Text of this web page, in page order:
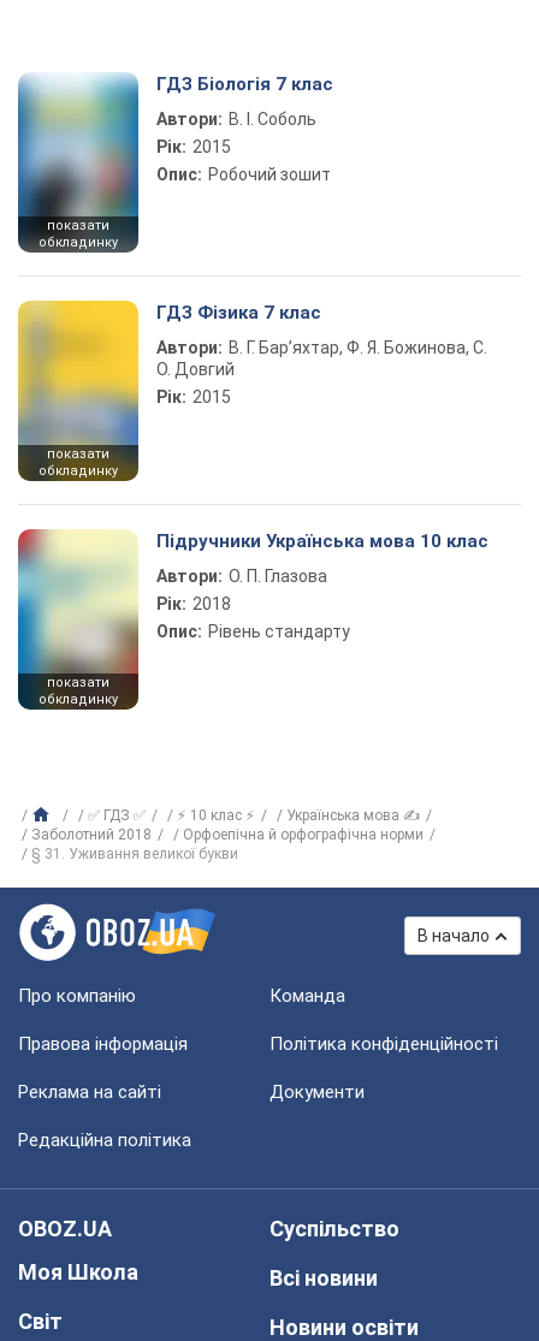
показати
обкладинку
ГДЗ Біологія 7 клас
Автори: В. І. Соболь
Рік: 2015
Опис: Робочий зошит
показати
обкладинку
ГДЗ Фізика 7 клас
Автори: В. Г. Бар’яхтар, Ф. Я. Божинова, С.
О. Довгий
Рік: 2015
показати
обкладинку
Підручники Українська мова 10 клас
Автори: О. П. Глазова
Рік: 2018
Опис: Рівень стандарту
✅ ГДЗ ✅ ⚡ 10 клас ⚡
Українська мова ✍
Заболотний 2018
Орфоепічна й орфографічна норми
§ 31. Уживання великої букви
В начало
Про компанію Команда
Правова інформація Політика конфіденційності
Реклама на сайті Документи
Редакційна політика
OBOZ.UA
Моя Школа
Світ
Суспільство
Всі новини
Новини освіти